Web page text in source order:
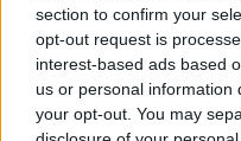
section to confirm your
opt-out request is
interest-based ads based
us or personal information
your opt-out. You may